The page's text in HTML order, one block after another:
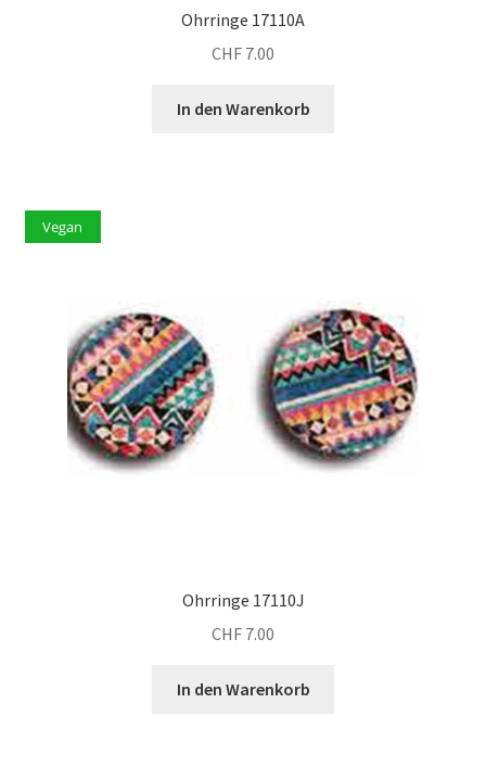
Ohrringe 17110A
CHF 7.00
In den Warenkorb
Vegan
Ohrringe 17110J
CHF 7.00
In den Warenkorb